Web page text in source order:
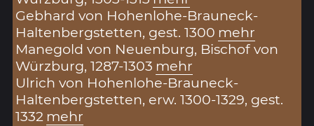
Gebhard von Hohenlohe-Brauneck-
Haltenbergstetten, gest. 1300 mehr
Manegold von Neuenburg, Bischof von
Würzburg, 1287-1303 mehr
Ulrich von Hohenlohe-Brauneck-
Haltenbergstetten, erw. 1300-1329, gest.
1332 mehr